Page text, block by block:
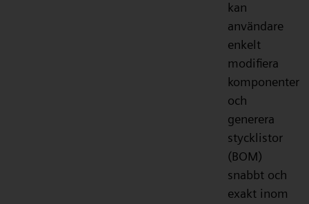
kan
användare
enkelt
modifiera
komponenter
och
generera
stycklistor
(BOM)
snabbt och
exakt inom